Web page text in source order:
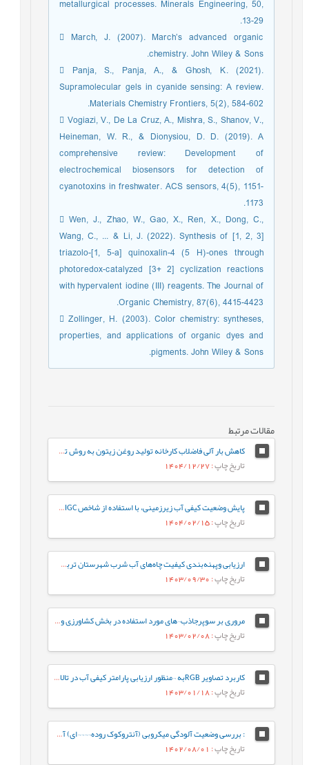
metallurgical processes. Minerals Engineering, 50,
13-29.
 March, J. (2007). March’s advanced organic
chemistry. John Wiley & Sons.
 Panja, S., Panja, A., & Ghosh, K. (2021).
Supramolecular gels in cyanide sensing: A review.
Materials Chemistry Frontiers, 5(2), 584-602.
 Vogiazi, V., De La Cruz, A., Mishra, S., Shanov, V.,
Heineman, W. R., & Dionysiou, D. D. (2019). A
comprehensive review: Development of
electrochemical biosensors for detection of
cyanotoxins in freshwater. ACS sensors, 4(5), 1151-
1173.
 Wen, J., Zhao, W., Gao, X., Ren, X., Dong, C.,
Wang, C., ... & Li, J. (2022). Synthesis of [1, 2, 3]
triazolo-[1, 5-a] quinoxalin-4 (5 H)-ones through
photoredox-catalyzed [3+ 2] cyclization reactions
with hypervalent iodine (III) reagents. The Journal of
Organic Chemistry, 87(6), 4415-4423.
 Zollinger, H. (2003). Color chemistry: syntheses,
properties, and applications of organic dyes and
pigments. John Wiley & Sons.
مقالات مرتبط
کاهش بار آلی فاضلاب کارخانه تولید روغن زیتون به روش تصفیه شیمیایی و بیولوژیک
تاریخ چاپ: 1404/12/27
پایش وضعیت کیفی آب زیرزمینی، با استفاده از شاخص IRWQIGC، مطالعه موردی: دشت فریمان، تربت جام
تاریخ چاپ: 1404/02/15
ارزیابی وپهنه‌بندی کیفیت چاه‌های آب شرب شهرستان تربت‌جام و صالح‌آباد براساس شاخص (WQI) و نرم‌افزار GIS
تاریخ چاپ: 1403/09/30
مروری بر سوپرجاذب¬های مورد استفاده در بخش کشاورزی و بررسی سنتز دو نوع جاذب با استفاده از منابع بازیافتی برای صرفه جویی در منابع آب
تاریخ چاپ: 1403/02/08
كاربرد تصاویر RGBبه ¬منظور ارزیابی پارامتر کیفی آب در تالاب انزلي
تاریخ چاپ: 1403/01/18
: بررسی وضعیت آلودگی میکروبی (آنتروکوک روده¬¬¬¬ای) آب شناگاه‌های دریای خزر در سواحل استان گیلان
تاریخ چاپ: 1402/08/01